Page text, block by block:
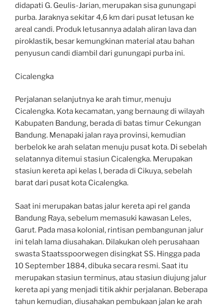
didapati G. Geulis-Jarian, merupakan sisa gunungapi
purba. Jaraknya sekitar 4,6 km dari pusat letusan ke
areal candi. Produk letusannya adalah aliran lava dan
piroklastik, besar kemungkinan material atau bahan
penyusun candi diambil dari gunungapi purba ini.
Cicalengka
Perjalanan selanjutnya ke arah timur, menuju
Cicalengka. Kota kecamatan, yang bernaung di wilayah
Kabupaten Bandung, berada di batas timur Cekungan
Bandung. Menapaki jalan raya provinsi, kemudian
berbelok ke arah selatan menuju pusat kota. Di sebelah
selatannya ditemui stasiun Cicalengka. Merupakan
stasiun kereta api kelas I, berada di Cikuya, sebelah
barat dari pusat kota Cicalengka.
Saat ini merupakan batas jalur kereta api rel ganda
Bandung Raya, sebelum memasuki kawasan Leles,
Garut. Pada masa kolonial, rintisan pembangunan jalur
ini telah lama diusahakan. Dilakukan oleh perusahaan
swasta Staatsspoorwegen disingkat SS. Hingga pada
10 September 1884, dibuka secara resmi. Saat itu
merupakan stasiun terminus, atau stasiun diujung jalur
kereta api yang menjadi titik akhir perjalanan. Beberapa
tahun kemudian, diusahakan pembukaan jalan ke arah